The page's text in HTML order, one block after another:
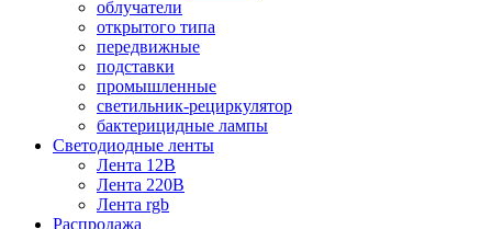
облучатели
открытого типа
передвижные
подставки
промышленные
светильник-рециркулятор
бактерицидные лампы
Светодиодные ленты
Лента 12В
Лента 220В
Лента rgb
Распродажа